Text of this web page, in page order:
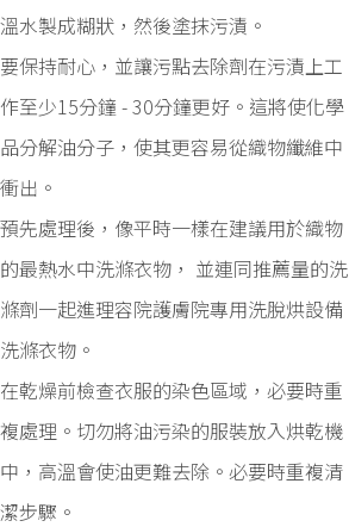
溫水製成糊狀，然後塗抹污漬。
要保持耐心，並讓污點去除劑在污漬上工
作至少15分鐘 - 30分鐘更好。這將使化學
品分解油分子，使其更容易從織物纖維中
衝出。
預先處理後，像平時一樣在建議用於織物
的最熱水中洗滌衣物， 並連同推薦量的洗
滌劑一起進理容院護膚院專用洗脫烘設備
洗滌衣物。
在乾燥前檢查衣服的染色區域，必要時重
複處理。切勿將油污染的服裝放入烘乾機
中，高溫會使油更難去除。必要時重複清
潔步驟。